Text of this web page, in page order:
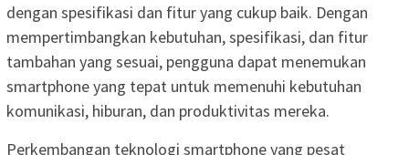
dengan spesifikasi dan fitur yang cukup baik. Dengan
mempertimbangkan kebutuhan, spesifikasi, dan fitur
tambahan yang sesuai, pengguna dapat menemukan
smartphone yang tepat untuk memenuhi kebutuhan
komunikasi, hiburan, dan produktivitas mereka.
Perkembangan teknologi smartphone yang pesat